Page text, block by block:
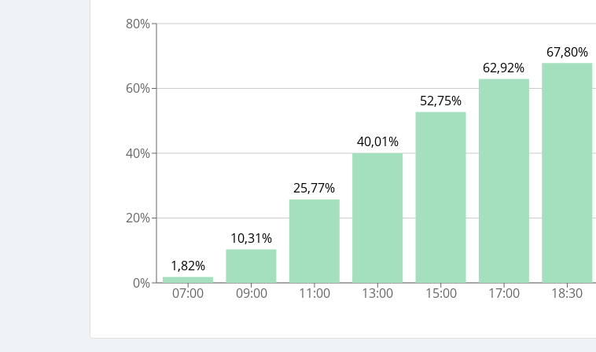
07:00 09:00 11:00 13:00 15:00 17:00 18:30
0%
20%
40%
60%
80%
1,82%
10,31%
25,77%
40,01%
52,75%
62,92%
67,80%